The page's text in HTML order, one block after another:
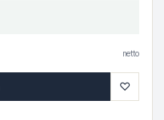
netto
♡